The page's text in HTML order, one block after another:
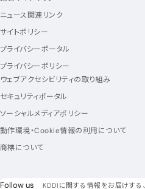
ニュース関連リンク
サイトポリシー
プライバシーポータル
プライバシーポリシー
ウェブアクセシビリティの取り組み
セキュリティポータル
ソーシャルメディアポリシー
動作環境・Cookie情報の利用について
商標について
Follow us フォローアス
KDDIに関する情報をお届けする、